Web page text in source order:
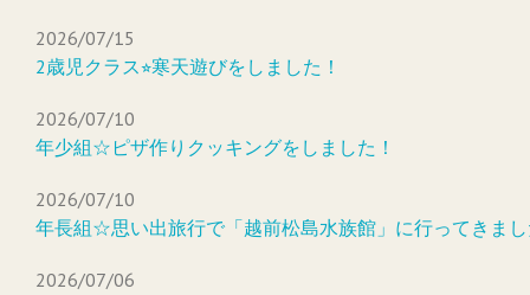
2026/07/15
2歳児クラス⭐︎寒天遊びをしました！
2026/07/10
年少組☆ピザ作りクッキングをしました！
2026/07/10
年長組☆思い出旅行で「越前松島水族館」に行ってきま
2026/07/06